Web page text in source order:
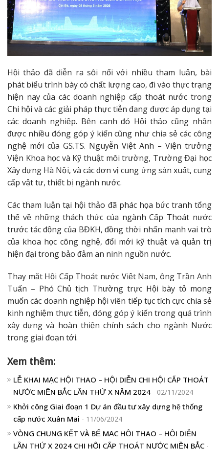
Hội thảo đã diễn ra sôi nổi với nhiều tham luận, bài
phát biểu trình bày có chất lượng cao, đi vào thực trạng
hiện nay của các doanh nghiệp cấp thoát nước trong
Chi hội và các giải pháp thực tiễn đang được áp dụng tại
các doanh nghiệp. Bên cạnh đó Hội thảo cũng nhận
được nhiều đóng góp ý kiến cũng như chia sẻ các công
nghệ mới của GS.TS. Nguyễn Việt Anh – Viện trưởng
Viện Khoa học và Kỹ thuật môi trường, Trường Đại học
Xây dựng Hà Nội, và các đơn vị cung ứng sản xuất, cung
cấp vật tư, thiết bị ngành nước.
Các tham luận tại hội thảo đã phác họa bức tranh tổng
thể về những thách thức của ngành Cấp Thoát nước
trước tác động của BĐKH, đồng thời nhấn mạnh vai trò
của khoa học công nghệ, đổi mới kỹ thuật và quản trị
hiện đại trong bảo đảm an ninh nguồn nước.
Thay mặt Hội Cấp Thoát nước Việt Nam, ông Trần Anh
Tuấn – Phó Chủ tịch Thường trực Hội bày tỏ mong
muốn các doanh nghiệp hội viên tiếp tục tích cực chia sẻ
kinh nghiệm thực tiễn, đóng góp ý kiến trong quá trình
xây dựng và hoàn thiện chính sách cho ngành Nước
trong giai đoạn tới.
Xem thêm:
LỄ KHAI MẠC HỘI THAO – HỘI DIỄN CHI HỘI CẤP THOÁT
NƯỚC MIỀN BẮC LẦN THỨ X NĂM 2024 - 02/11/2024
Khởi công Giai đoạn 1 Dự án đầu tư xây dựng hệ thống
cấp nước Xuân Mai - 11/06/2024
VÒNG CHUNG KẾT VÀ BẾ MẠC HỘI THAO – HỘI DIỄN
LẦN THỨ X 2024 CHI HỘI CẤP THOÁT NƯỚC MIỀN BẮC -